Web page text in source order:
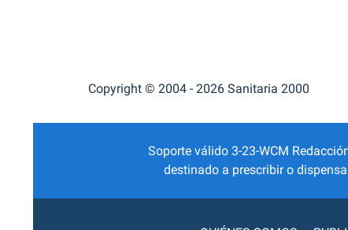
Copyright © 2004 - 2026 Sanitaria 2000
Soporte válido 3-23-WCM
destinado a prescribir o